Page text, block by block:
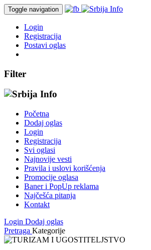
Toggle navigation
Login
Registracija
Postavi oglas
Filter
Početna
Dodaj oglas
Login
Registracija
Svi oglasi
Najnovije vesti
Pravila i uslovi korišćenja
Promocije oglasa
Baner i PopUp reklama
Najčešća pitanja
Kontakt
Login Dodaj oglas
Pretraga Kategorije